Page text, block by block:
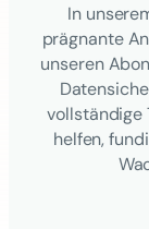
In
prägnante
unseren
vollständige
helfen,